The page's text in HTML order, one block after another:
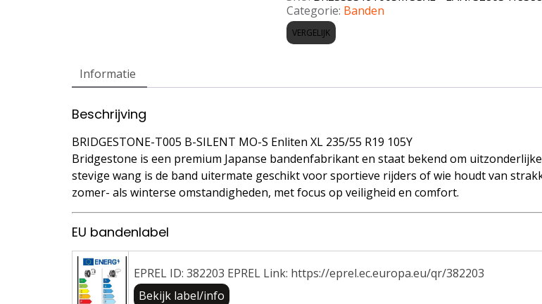
Categorie: Banden
VERGELIJK
Informatie
Beschrijving
BRIDGESTONE-T005 B-SILENT MO-S Enliten XL 235/55 R19 105Y
Bridgestone is een premium Japanse bandenfabrikant en staat bekend om
stevige wang is de band uitermate geschikt voor sportieve rijders of wie houdt van
zomer- als winterse omstandigheden, met focus op veiligheid en comfort.
EU bandenlabel
EPREL ID: 382203 EPREL Link: https://eprel.ec.europa.eu/qr/382203
Bekijk label/info